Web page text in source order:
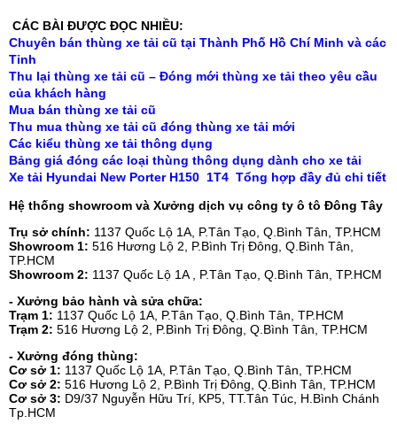
CÁC BÀI ĐƯỢC ĐỌC NHIỀU:
Chuyên bán thùng xe tải cũ tại Thành Phố Hồ Chí Minh và các
Tỉnh
Thu lại thùng xe tải cũ – Đóng mới thùng xe tải theo yêu cầu
của khách hàng
Mua bán thùng xe tải cũ
Thu mua thùng xe tải cũ đóng thùng xe tải mới
Các kiểu thùng xe tải thông dụng
Bảng giá đóng các loại thùng thông dụng dành cho xe tải
Xe tải Hyundai New Porter H150  1T4  Tổng hợp đầy đủ chi tiết
Hệ thống showroom và Xưởng dịch vụ công ty ô tô Đông Tây
Trụ sở chính: 1137 Quốc Lộ 1A, P.Tân Tạo, Q.Bình Tân, TP.HCM
Showroom 1: 516 Hương Lộ 2, P.Bình Trị Đông, Q.Bình Tân,
TP.HCM
Showroom 2: 1137 Quốc Lộ 1A , P.Tân Tạo, Q.Bình Tân, TP.HCM
- Xưởng bảo hành và sửa chữa:
Trạm 1: 1137 Quốc Lộ 1A, P.Tân Tạo, Q.Bình Tân, TP.HCM
Trạm 2: 516 Hương Lộ 2, P.Bình Trị Đông, Q.Bình Tân, TP.HCM
- Xưởng đóng thùng:
Cơ sở 1: 1137 Quốc Lộ 1A, P.Tân Tạo, Q.Bình Tân, TP.HCM
Cơ sở 2: 516 Hương Lộ 2, P.Bình Trị Đông, Q.Bình Tân, TP.HCM
Cơ sở 3: D9/37 Nguyễn Hữu Trí, KP5, TT.Tân Túc, H.Bình Chánh
Tp.HCM